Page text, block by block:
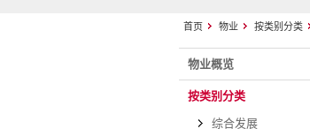
首页 物业 按类别分类
物业概览
按类别分类
综合发展